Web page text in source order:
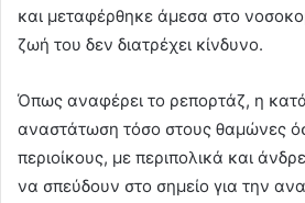
και μεταφέρθηκε άμεσα στο
ζωή του δεν διατρέχει κίνδυνο.
Όπως αναφέρει το ρεπορτάζ, η
αναστάτωση τόσο στους θαμώνες
περιοίκους, με περιπολικά και
να σπεύδουν στο σημείο για την